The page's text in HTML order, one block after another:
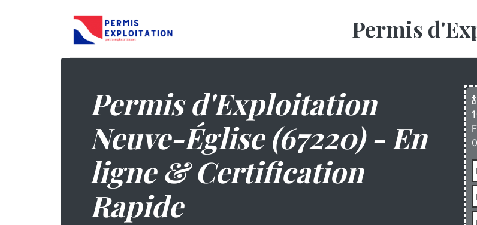
Permis
Permis d'Exploitation
Neuve-Église (67220) - En
ligne & Certification
Rapide